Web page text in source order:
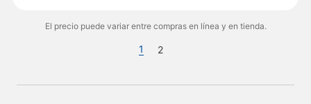
El precio puede variar entre compras en línea y en tienda.
1 2